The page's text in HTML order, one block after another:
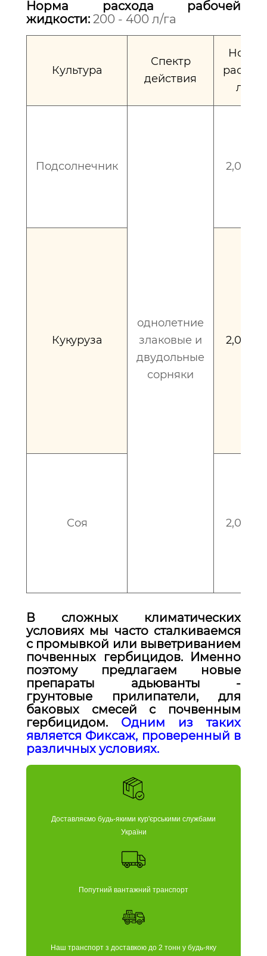
Норма расхода рабочей
жидкости: 200 - 400 л/га
Культура
Спектр
действия
Норма
л/га
Подсолнечник
однолетние
злаковые и
двудольные
сорняки
2,0 –
Кукуруза 2,0 –
Соя 2,0 – 2,6
В сложных климатических
условиях мы часто сталкиваемся
с промывкой или выветриванием
почвенных гербицидов. Именно
поэтому предлагаем новые
препараты адьюванты -
грунтовые прилипатели, для
баковых смесей с почвенным
гербицидом.
Одним из таких
является Фиксаж, проверенный в
различных условиях.
Доставляємо будь-якими кур'єрськими службами
України
Попутний вантажний транспорт
Наш транспорт з доставкою до 2 тонн у будь-яку